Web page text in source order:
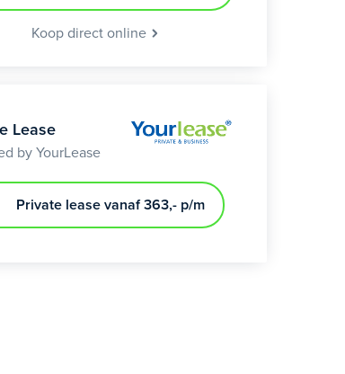
Koop direct online
Lease
by YourLease
Private lease vanaf 363,- p/m